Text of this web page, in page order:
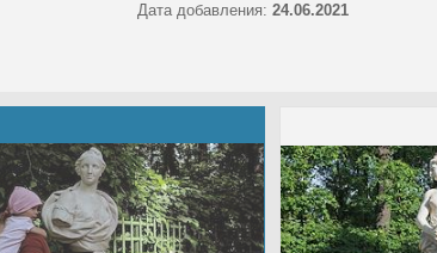
Дата добавления: 24.06.2021